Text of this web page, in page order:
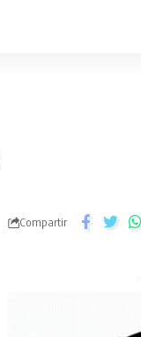
Compartir